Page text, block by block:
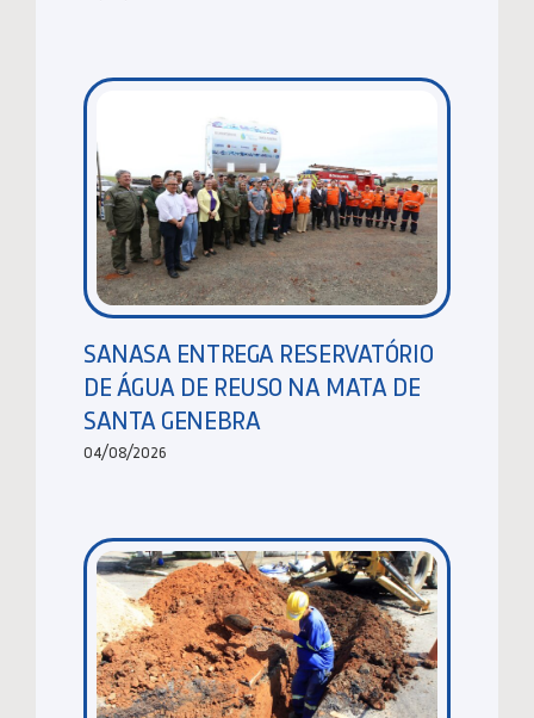
SANASA ENTREGA RESERVATÓRIO
DE ÁGUA DE REUSO NA MATA DE
SANTA GENEBRA
04/08/2026